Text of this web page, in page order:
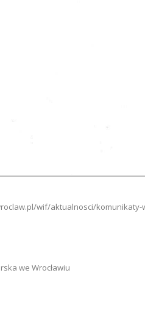
wif/aktualnosci/
we Wrocławiu